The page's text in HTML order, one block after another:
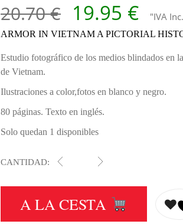
20.70€ El precio
19.95 € El
"IVA
ARMOR IN VIETNAM A PICTORIAL
Estudio fotográfico de los medios blindados en
de Vietnam.
Ilustraciones a color,fotos en blanco y negro.
80 páginas. Texto en inglés.
Solo quedan 1 disponibles
CANTIDAD: 6033 ARMOR IN VIETNAM
A LA CESTA